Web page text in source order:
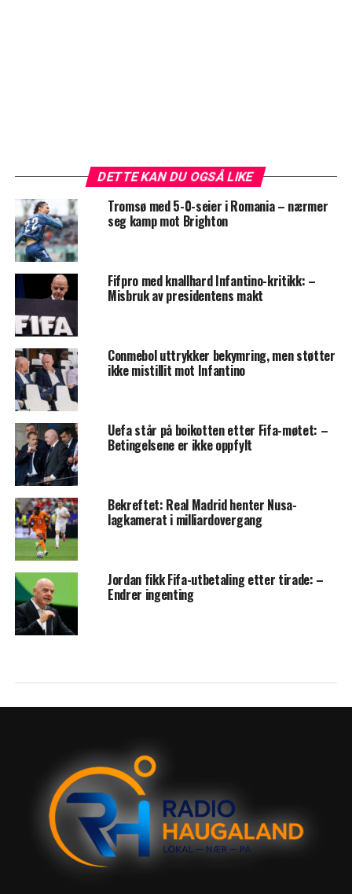
DETTE KAN DU OGSÅ LIKE
Tromsø med 5-0-seier i Romania – nærmer
seg kamp mot Brighton
Fifpro med knallhard Infantino-kritikk: –
Misbruk av presidentens makt
Conmebol uttrykker bekymring, men støtter
ikke mistillit mot Infantino
Uefa står på boikotten etter Fifa-møtet: –
Betingelsene er ikke oppfylt
Bekreftet: Real Madrid henter Nusa-
lagkamerat i milliardovergang
Jordan fikk Fifa-utbetaling etter tirade: –
Endrer ingenting